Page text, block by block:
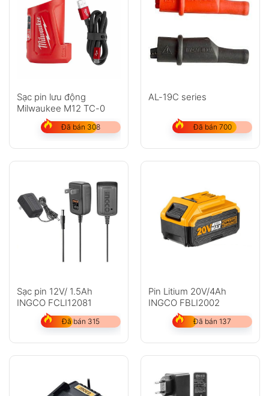
Sạc pin lưu động
Milwaukee M12 TC-0
Đã bán 308
AL-19C series
Đã bán 700
Sạc pin 12V/ 1.5Ah
INGCO FCLI12081
Đã bán 315
Pin Litium 20V/4Ah
INGCO FBLI2002
Đã bán 137